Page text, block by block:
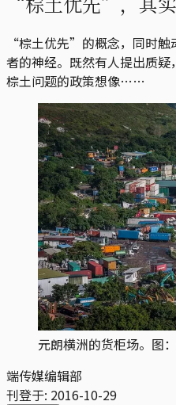
“棕土优先”的概念，同时触
者的神经。既然有人提出质
棕土问题的政策想像……
元朗横洲的货柜场。图
端传媒编辑部
刊登于: 2016-10-29